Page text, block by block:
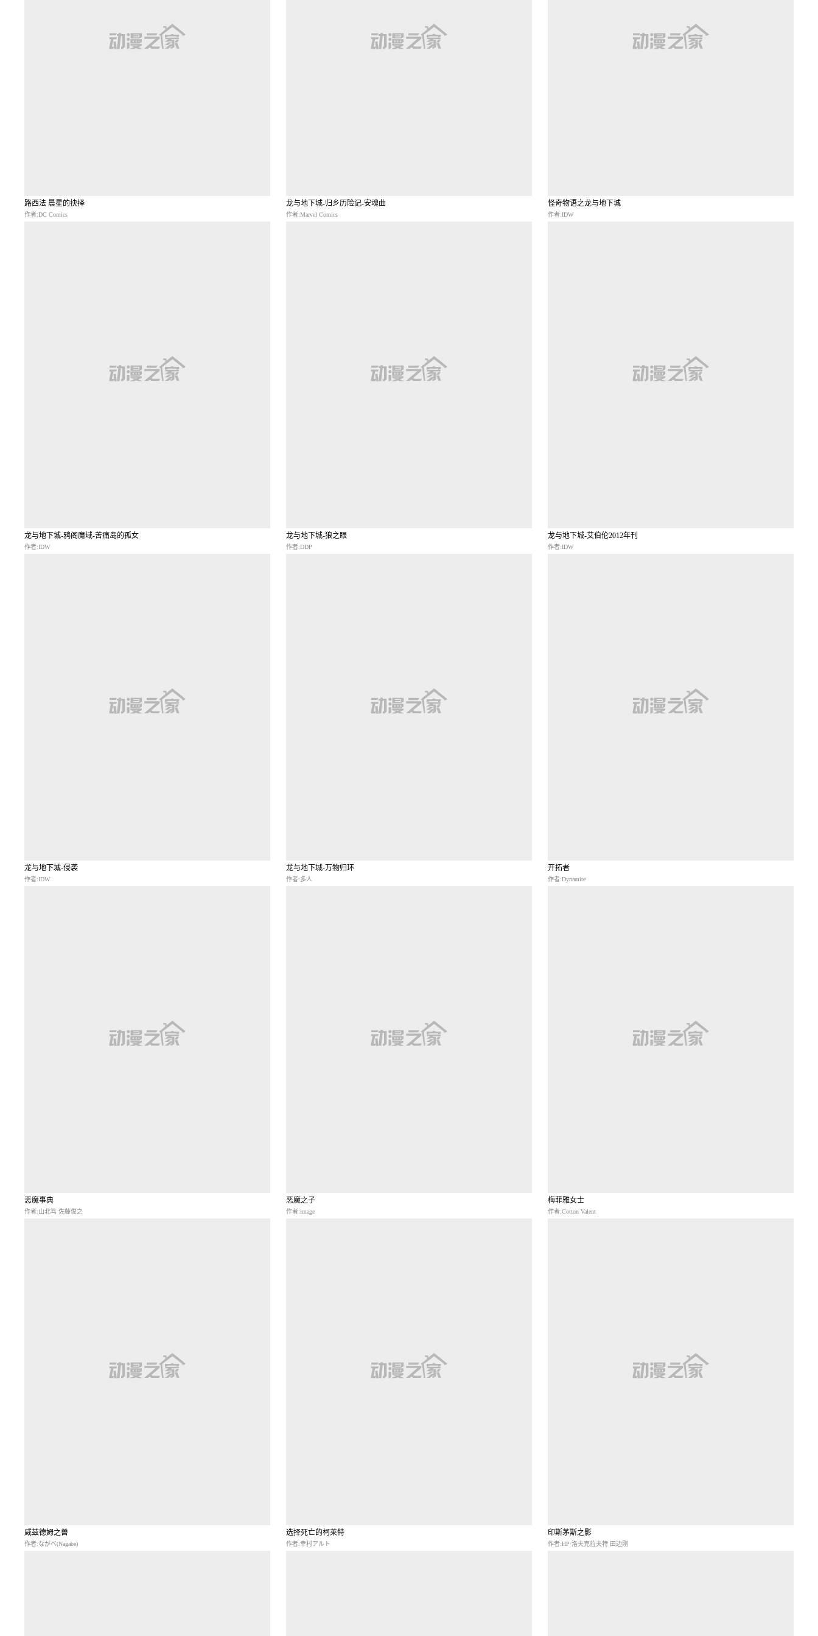
路西法 晨星的抉择
作者:DC Comics
龙与地下城-归乡历险记-安魂曲
作者:Marvel Comics
怪奇物语之龙与地下城
作者:IDW
龙与地下城-鸦阁魔域-苦痛岛的孤女
作者:IDW
龙与地下城-狼之眼
作者:DDP
龙与地下城-艾伯伦2012年刊
作者:IDW
龙与地下城-侵袭
作者:IDW
龙与地下城-万物归环
作者:多人
开拓者
作者:Dynamite
恶魔事典
作者:山北笃 佐藤俊之
恶魔之子
作者:image
梅菲雅女士
作者:Cotton Valent
威兹德姆之兽
作者:ながべ(Nagabe)
选择死亡的柯莱特
作者:幸村アルト
印斯茅斯之影
作者:HP·洛夫克拉夫特 田边刚